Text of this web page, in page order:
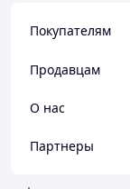
Покупателям
Продавцам
О нас
Партнеры